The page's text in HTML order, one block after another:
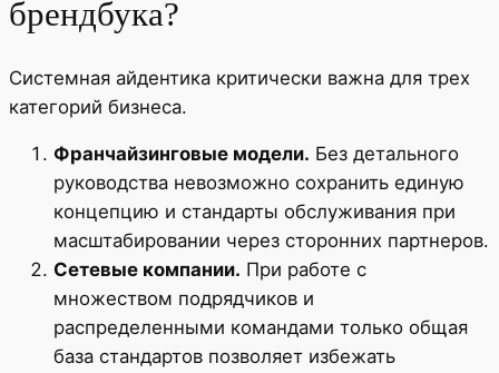
брендбука?
Системная айдентика критически важна для трех
категорий бизнеса.
Франчайзинговые модели. Без детального
руководства невозможно сохранить единую
концепцию и стандарты обслуживания при
масштабировании через сторонних партнеров.
Сетевые компании. При работе с
множеством подрядчиков и
распределенными командами только общая
база стандартов позволяет избежать